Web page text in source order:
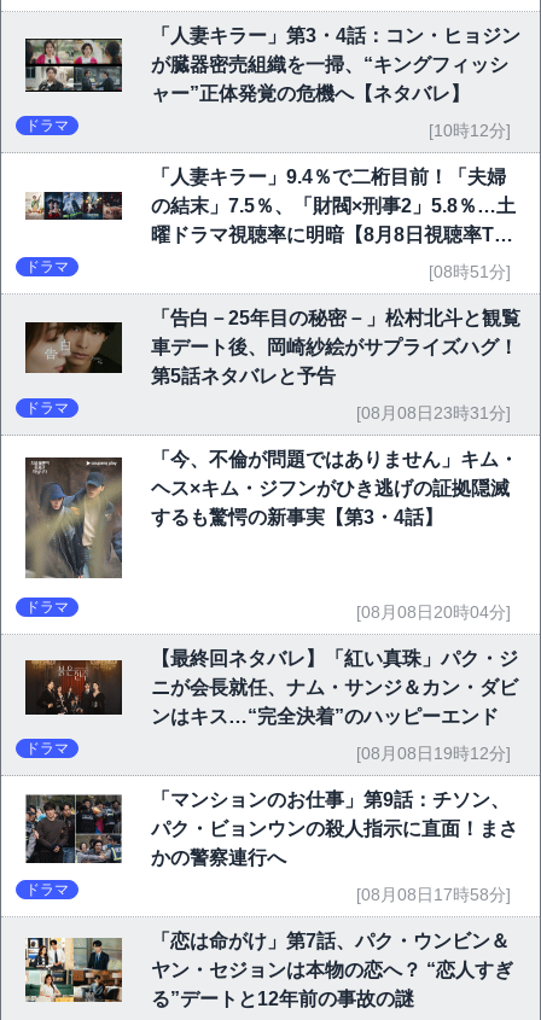
「人妻キラー」第3・4話：コン・ヒョジン
が臓器密売組織を一掃、“キングフィッシ
ャー”正体発覚の危機へ【ネタバレ】
ドラマ [10時12分]
「人妻キラー」9.4％で二桁目前！「夫婦
の結末」7.5％、「財閥×刑事2」5.8％…土
曜ドラマ視聴率に明暗【8月8日視聴率TO
ドラマ [08時51分]
「告白－25年目の秘密－」松村北斗と観覧
車デート後、岡崎紗絵がサプライズハグ！
第5話ネタバレと予告
ドラマ [08月08日23時31分]
「今、不倫が問題ではありません」キム・
ヘス×キム・ジフンがひき逃げの証拠隠滅
するも驚愕の新事実【第3・4話】
ドラマ [08月08日20時04分]
【最終回ネタバレ】「紅い真珠」パク・ジ
ニが会長就任、ナム・サンジ＆カン・ダビ
ンはキス…“完全決着”のハッピーエンド
ドラマ [08月08日19時12分]
「マンションのお仕事」第9話：チソン、
パク・ビョンウンの殺人指示に直面！まさ
かの警察連行へ
ドラマ [08月08日17時58分]
「恋は命がけ」第7話、パク・ウンビン＆
ヤン・セジョンは本物の恋へ？ “恋人すぎ
る”デートと12年前の事故の謎